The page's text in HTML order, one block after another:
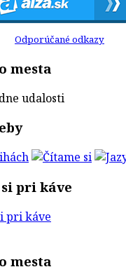
Odporúčané odkazy
mesta
udalosti
pri káve
mesta